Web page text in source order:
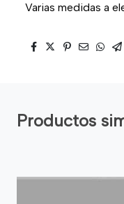
Varias medidas a
Productos